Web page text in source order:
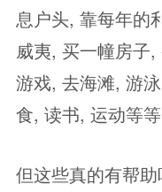
息户头, 靠每年的
威夷, 买一幢房子
游戏, 去海滩, 游
食, 读书, 运动等等
但这些真的有帮